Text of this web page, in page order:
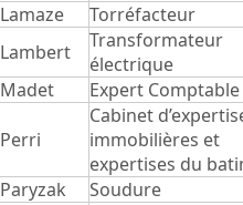
Lamaze
Torréfacteur
Lambert
Transformateur
électrique
Madet
Expert Comptable
Perri
Cabinet
immobilières et
expertises du
Paryzak Soudure